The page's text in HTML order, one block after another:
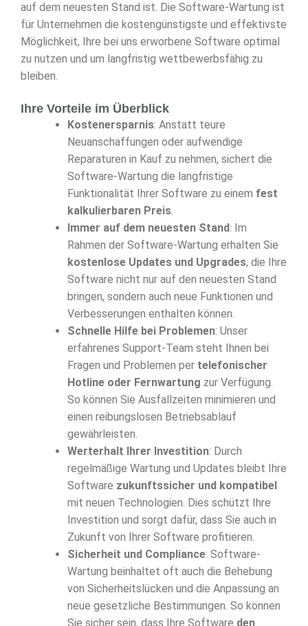
auf dem neuesten Stand ist. Die Software-Wartung ist
für Unternehmen die kostengünstigste und effektivste
Möglichkeit, Ihre bei uns erworbene Software optimal
zu nutzen und um langfristig wettbewerbsfähig zu
bleiben.
Ihre Vorteile im Überblick
Kostenersparnis: Anstatt teure
Neuanschaffungen oder aufwendige
Reparaturen in Kauf zu nehmen, sichert die
Software-Wartung die langfristige
Funktionalität Ihrer Software zu einem fest
kalkulierbaren Preis.
Immer auf dem neuesten Stand: Im
Rahmen der Software-Wartung erhalten Sie
kostenlose Updates und Upgrades, die Ihre
Software nicht nur auf den neuesten Stand
bringen, sondern auch neue Funktionen und
Verbesserungen enthalten können.
Schnelle Hilfe bei Problemen: Unser
erfahrenes Support-Team steht Ihnen bei
Fragen und Problemen per telefonischer
Hotline oder Fernwartung zur Verfügung.
So können Sie Ausfallzeiten minimieren und
einen reibungslosen Betriebsablauf
gewährleisten.
Werterhalt Ihrer Investition: Durch
regelmäßige Wartung und Updates bleibt Ihre
Software zukunftssicher und kompatibel
mit neuen Technologien. Dies schützt Ihre
Investition und sorgt dafür, dass Sie auch in
Zukunft von Ihrer Software profitieren.
Sicherheit und Compliance: Software-
Wartung beinhaltet oft auch die Behebung
von Sicherheitslücken und die Anpassung an
neue gesetzliche Bestimmungen. So können
Sie sicher sein, dass Ihre Software den